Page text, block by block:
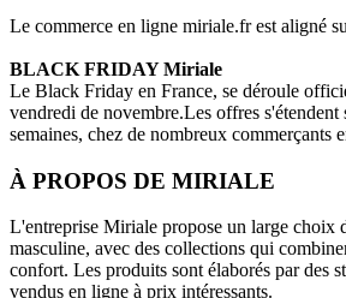
Le commerce en ligne miriale.frest aligné
BLACK FRIDAYMiriale
Le Black Friday en France, se déroule
vendredi de novembre.Les offres
semaines, chez de nombreux commerçants
À PROPOS DE MIRIALE
L'entreprise Miriale propose un large choix
masculine, avec des collections qui
confort. Les produits sont élaborés par des
vendus en ligne à prix intéressants.